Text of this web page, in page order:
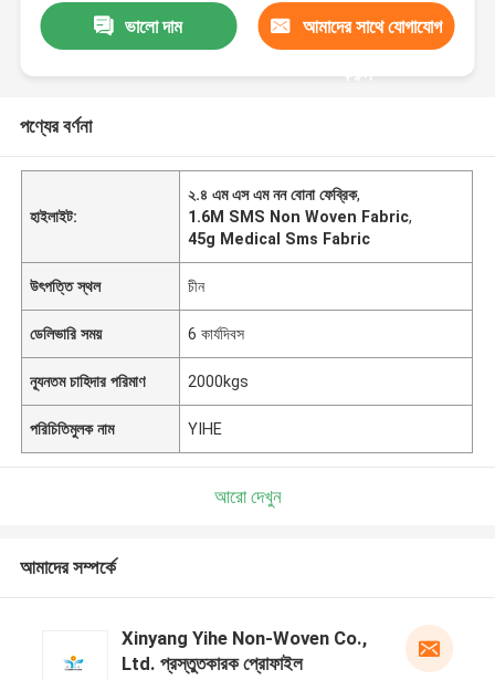
ভালো দাম আমাদের সাথে যোগাযোগ
করুন
পণ্যের বর্ণনা
হাইলাইট:
২.৪ এম এস এম নন বোনা ফেব্রিক,
1.6M SMS Non Woven Fabric,
45g Medical Sms Fabric
উৎপত্তি স্থল চীন
ডেলিভারি সময় 6 কার্যদিবস
ন্যূনতম চাহিদার পরিমাণ 2000kgs
পরিচিতিমুলক নাম YIHE
আরো দেখুন
আমাদের সম্পর্কে
Xinyang Yihe Non-Woven Co.,
Ltd. প্রস্তুতকারক প্রোফাইল